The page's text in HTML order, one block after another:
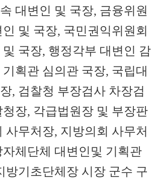
대변인 및 국장, 금융위원
및 국장, 국민권익위원회
국장, 행정각부 대변인 감
획관 심의관 국장, 국립대
, 검찰청 부장검사 차장검
장, 각급법원장 및 부장판
사무처장, 지방의회 사무처
자체단체 대변인및 기획관
방기초단체장 시장 군수 구